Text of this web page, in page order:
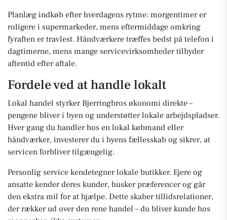
Planlæg indkøb efter hverdagens rytme: morgentimer er
roligere i supermarkeder, mens eftermiddage omkring
fyraften er travlest. Håndværkere træffes bedst på telefon i
dagtimerne, mens mange servicevirksomheder tilbyder
aftentid efter aftale.
Fordele ved at handle lokalt
Lokal handel styrker Bjerringbros økonomi direkte –
pengene bliver i byen og understøtter lokale arbejdspladser.
Hver gang du handler hos en lokal købmand eller
håndværker, investerer du i byens fællesskab og sikrer, at
servicen forbliver tilgængelig.
Personlig service kendetegner lokale butikker. Ejere og
ansatte kender deres kunder, husker præferencer og går
den ekstra mil for at hjælpe. Dette skaber tillidsrelationer,
der rækker ud over den rene handel – du bliver kunde hos